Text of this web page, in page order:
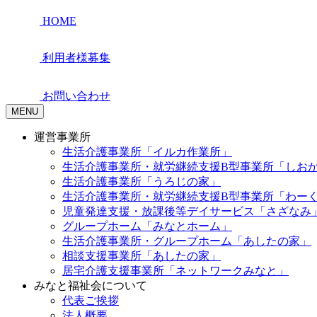
HOME
利用者様募集
お問い合わせ
MENU
運営事業所
生活介護事業所「イルカ作業所」
生活介護事業所・就労継続支援B型事業所「しお
生活介護事業所「うろじの家」
生活介護事業所・就労継続支援B型事業所「わー
児童発達支援・放課後等デイサービス「さざなみ」
グループホーム「みなとホーム」
生活介護事業所・グループホーム「あしたの家」
相談支援事業所「あしたの家」
居宅介護支援事業所「ネットワークみなと」
みなと福祉会について
代表ご挨拶